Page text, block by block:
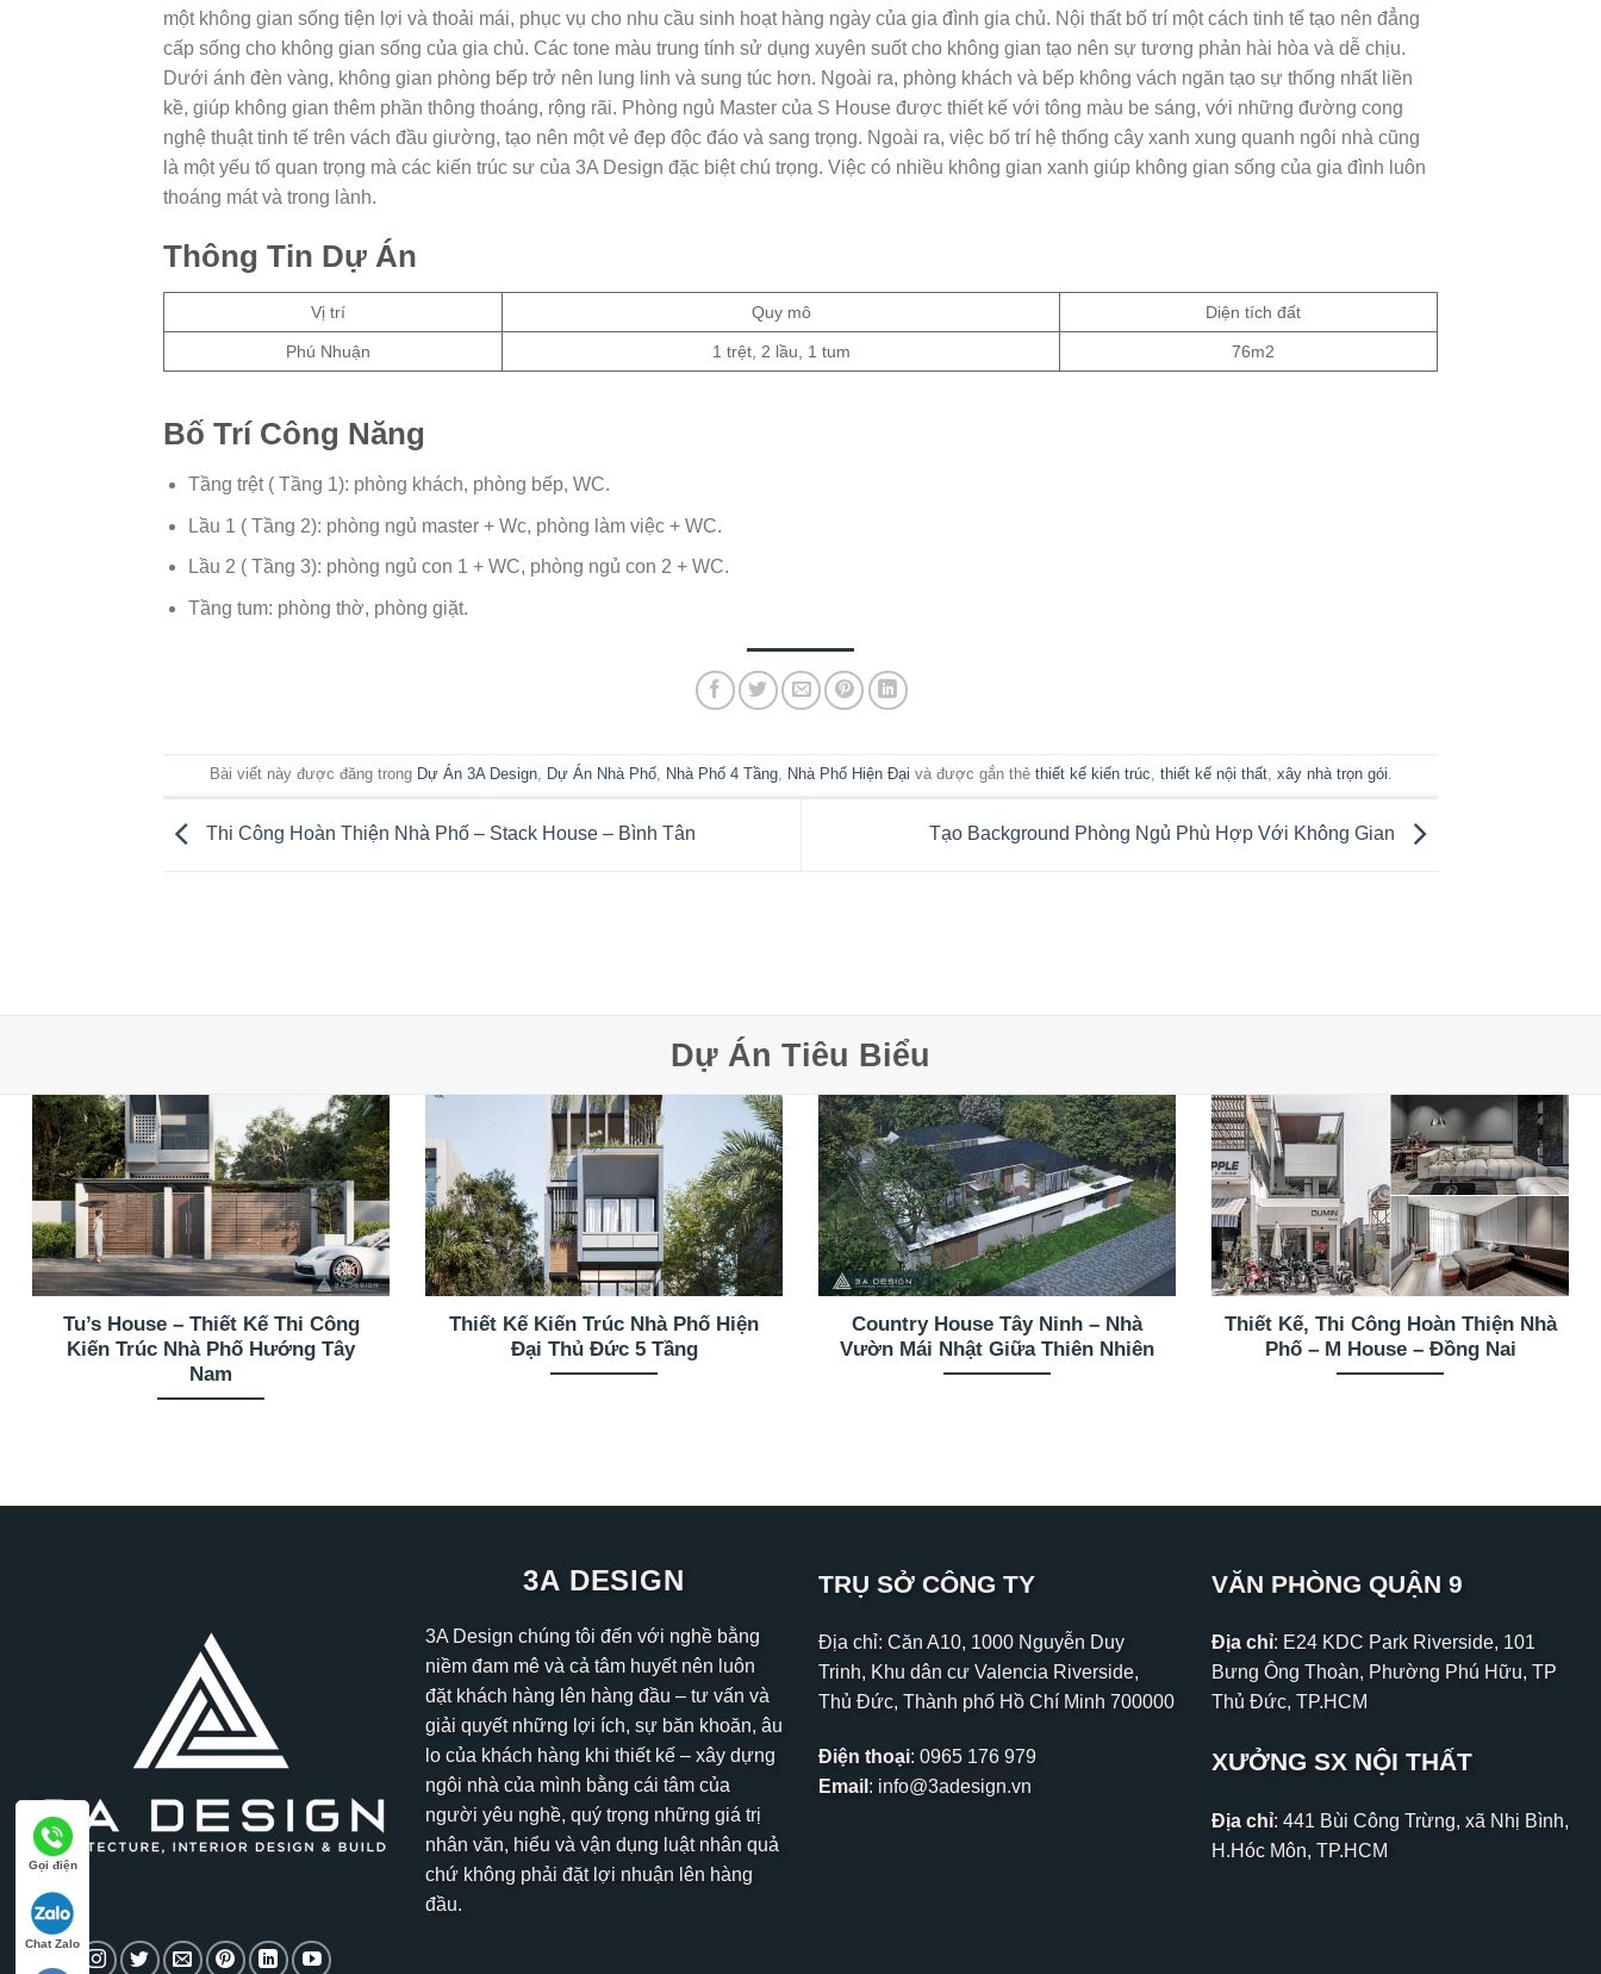
Gọi điện
Chat Zalo
một không gian sống tiện lợi và thoải mái, phục vụ cho nhu cầu sinh hoạt hàng ngày của gia đình gia chủ. Nội thất bố trí một cách tinh tế tạo nên đẳng
cấp sống cho không gian sống của gia chủ. Các tone màu trung tính sử dụng xuyên suốt cho không gian tạo nên sự tương phản hài hòa và dễ chịu.
Dưới ánh đèn vàng, không gian phòng bếp trở nên lung linh và sung túc hơn. Ngoài ra, phòng khách và bếp không vách ngăn tạo sự thống nhất liền
kề, giúp không gian thêm phần thông thoáng, rộng rãi. Phòng ngủ Master của S House được thiết kế với tông màu be sáng, với những đường cong
nghệ thuật tinh tế trên vách đầu giường, tạo nên một vẻ đẹp độc đáo và sang trọng. Ngoài ra, việc bố trí hệ thống cây xanh xung quanh ngôi nhà cũng
là một yếu tố quan trọng mà các kiến trúc sư của 3A Design đặc biệt chú trọng. Việc có nhiều không gian xanh giúp không gian sống của gia đình luôn
thoáng mát và trong lành.
Thông Tin Dự Án
Vị trí Quy mô Diện tích đất
Phú Nhuận 1 trệt, 2 lầu, 1 tum 76m2
Bố Trí Công Năng
Tầng trệt ( Tầng 1): phòng khách, phòng bếp, WC.
Lầu 1 ( Tầng 2): phòng ngủ master + Wc, phòng làm việc + WC.
Lầu 2 ( Tầng 3): phòng ngủ con 1 + WC, phòng ngủ con 2 + WC.
Tầng tum: phòng thờ, phòng giặt.
Bài viết này được đăng trong Dự Án 3A Design, Dự Án Nhà Phố, Nhà Phố 4 Tầng, Nhà Phố Hiện Đại và được gắn thẻ thiết kế kiến trúc, thiết kế nội thất, xây nhà trọn gói.
Thi Công Hoàn Thiện Nhà Phố – Stack House – Bình Tân Tạo Background Phòng Ngủ Phù Hợp Với Không Gian
Dự Án Tiêu Biểu
Tu’s House – Thiết Kế Thi Công
Kiến Trúc Nhà Phố Hướng Tây
Nam
Thiết Kế Kiến Trúc Nhà Phố Hiện
Đại Thủ Đức 5 Tầng
Country House Tây Ninh – Nhà
Vườn Mái Nhật Giữa Thiên Nhiên
Thiết Kế, Thi Công Hoàn Thiện Nhà
Phố – M House – Đồng Nai
3A DESIGN
3A Design chúng tôi đến với nghề bằng
niềm đam mê và cả tâm huyết nên luôn
đặt khách hàng lên hàng đầu – tư vấn và
giải quyết những lợi ích, sự băn khoăn, âu
lo của khách hàng khi thiết kế – xây dựng
ngôi nhà của mình bằng cái tâm của
người yêu nghề, quý trọng những giá trị
nhân văn, hiểu và vận dụng luật nhân quả
chứ không phải đặt lợi nhuận lên hàng
đầu.
TRỤ SỞ CÔNG TY
Địa chỉ: Căn A10, 1000 Nguyễn Duy
Trinh, Khu dân cư Valencia Riverside,
Thủ Đức, Thành phố Hồ Chí Minh 700000
Điện thoại: 0965 176 979
Email : info@3adesign.vn
VĂN PHÒNG QUẬN 9
Địa chỉ: E24 KDC Park Riverside, 101
Bưng Ông Thoàn, Phường Phú Hữu, TP
Thủ Đức, TP.HCM
XƯỞNG SX NỘI THẤT
Địa chỉ: 441 Bùi Công Trừng, xã Nhị Bình,
H.Hóc Môn, TP.HCM